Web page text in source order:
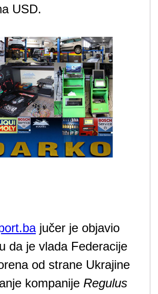
USD.
jučer je objavio
da je vlada Federacije
od strane Ukrajine
kompanije Regulus